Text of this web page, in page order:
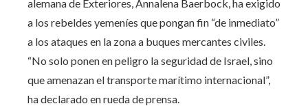
alemana de Exteriores, Annalena Baerbock, ha exigido
a los rebeldes yemeníes que pongan fin “de inmediato”
a los ataques en la zona a buques mercantes civiles.
“No solo ponen en peligro la seguridad de Israel, sino
que amenazan el transporte marítimo internacional”,
ha declarado en rueda de prensa.